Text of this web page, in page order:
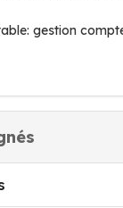
gestion